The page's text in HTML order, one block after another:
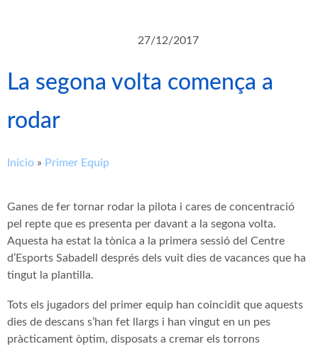
27/12/2017
La segona volta comença a
rodar
Inicio » Primer Equip
Ganes de fer tornar rodar la pilota i cares de concentració
pel repte que es presenta per davant a la segona volta.
Aquesta ha estat la tònica a la primera sessió del Centre
d’Esports Sabadell després dels vuit dies de vacances que ha
tingut la plantilla.
Tots els jugadors del primer equip han coincidit que aquests
dies de descans s’han fet llargs i han vingut en un pes
pràcticament òptim, disposats a cremar els torrons